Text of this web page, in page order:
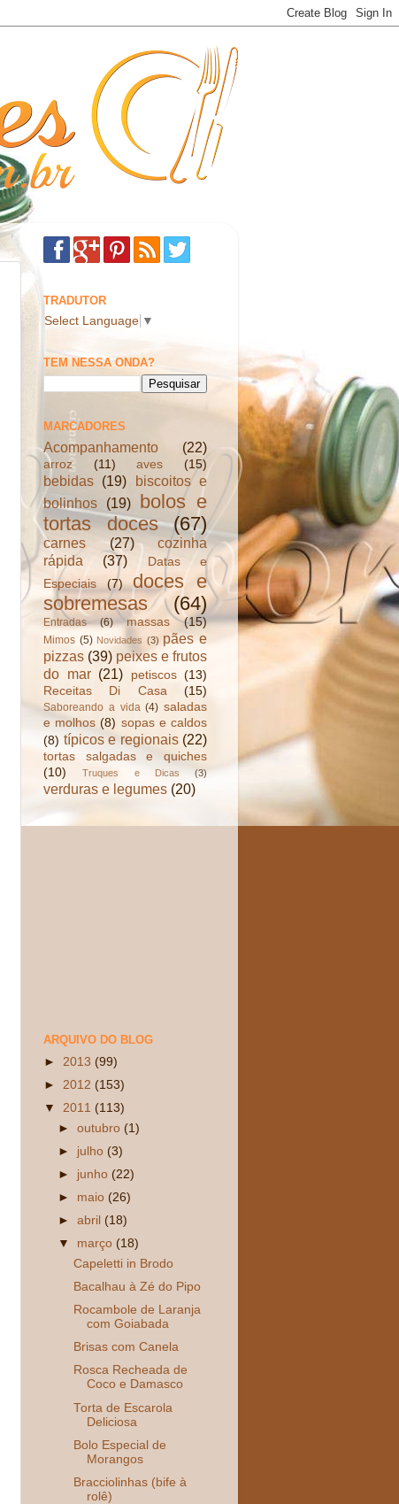
TRADUTOR
Select Language ▼
TEM NESSA ONDA?
MARCADORES
Acompanhamento (22)
arroz (11) aves (15)
bebidas (19)
biscoitos e
bolinhos
(19)
bolos e
tortas doces
(67)
carnes (27)
cozinha
rápida
(37)
Datas e
Especiais
(7)
doces e
sobremesas
(64)
Entradas (6) massas (15)
Mimos (5) Novidades (3) pães e
pizzas (39) peixes e frutos
do mar (21) petiscos (13)
Receitas Di Casa
(15)
Saboreando a vida (4) saladas
e molhos (8) sopas e caldos
(8) típicos e regionais (22)
tortas salgadas e quiches
(10)
Truques e Dicas (3)
verduras e legumes (20)
ARQUIVO DO BLOG
► 2013 (99)
► 2012 (153)
▼ 2011 (113)
►outubro (1)
► julho (3)
► junho (22)
► maio (26)
►abril (18)
▼ março (18)
Capeletti in Brodo
Bacalhau à Zé do Pipo
Rocambole de Laranja
com Goiabada
Brisas com Canela
Rosca Recheada de
Coco e Damasco
Torta de Escarola
Deliciosa
Bolo Especial de
Morangos
Bracciolinhas (bife à
rolê)